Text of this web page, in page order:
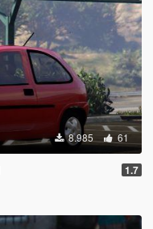
8.985 61
1.7